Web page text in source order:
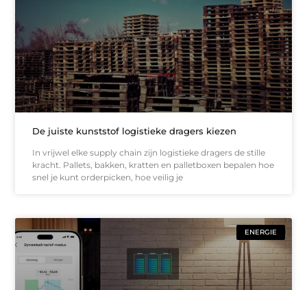
De juiste kunststof logistieke dragers kiezen
In vrijwel elke supply chain zijn logistieke dragers de stille
kracht. Pallets, bakken, kratten en palletboxen bepalen hoe
snel je kunt orderpicken, hoe veilig je
ENERGIE